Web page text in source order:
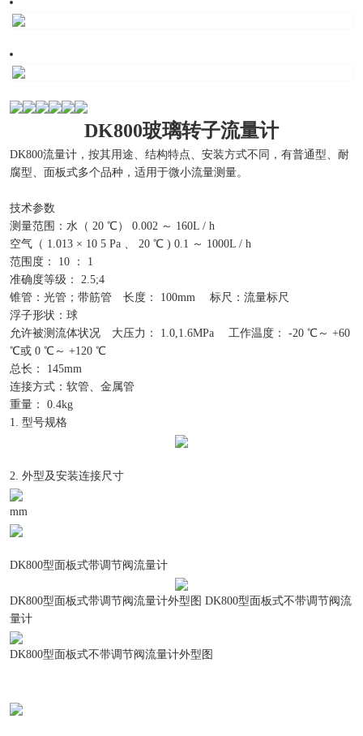
DK800玻璃转子流量计
DK800流量计，按其用途、结构特点、安装方式不同，有普通型、耐
腐型、面板式多个品种，适用于微小流量测量。
技术参数
测量范围：水（ 20 ℃） 0.002 ～ 160L / h
空气（ 1.013 × 10 5 Pa 、 20 ℃ ) 0.1 ～ 1000L / h
范围度： 10 ： 1
准确度等级： 2.5;4
锥管：光管；带筋管 长度： 100mm 标尺：流量标尺
浮子形状：球
允许被测流体状况 大压力： 1.0,1.6MPa 工作温度： -20 ℃～ +60
℃或 0 ℃～ +120 ℃
总长： 145mm
连接方式：软管、金属管
重量： 0.4kg
1. 型号规格
2. 外型及安装连接尺寸
mm
DK800型面板式带调节阀流量计
DK800型面板式带调节阀流量计外型图 DK800型面板式不带调节阀流
量计
DK800型面板式不带调节阀流量计外型图